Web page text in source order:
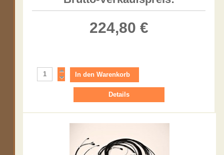
224,80 €
Details